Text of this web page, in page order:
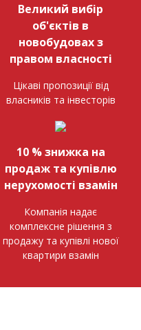
Великий вибір
об'єктів в
новобудовах з
правом власності
Цікаві пропозиції від
власників та інвесторів
10 % знижка на
продаж та купівлю
нерухомості взамін
Компанія надає
комплексне рішення з
продажу та купівлі нової
квартири взамін